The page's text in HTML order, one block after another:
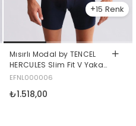
15
Mısırlı Modal by TENCEL
HERCULES Slim Fit V Yaka
Uzun Kollu Fanila / T-Shirt
EFNL000006
₺1.518,00